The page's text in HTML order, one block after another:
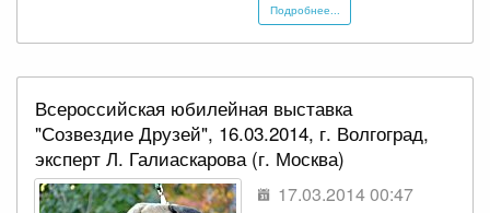
Подробнее...
Всероссийская юбилейная выставка
"Созвездие Друзей", 16.03.2014, г. Волгоград,
эксперт Л. Галиаскарова (г. Москва)
17.03.2014 00:47